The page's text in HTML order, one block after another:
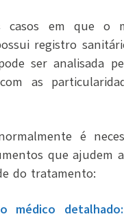
casos em que o
registro
ser analisada
as
é
que ajudem
do tratamento:
médico detalhado: